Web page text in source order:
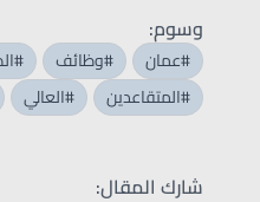
وسوم:
#عمان #وظائف
#المتقاعدين
#العالي
شارك المقال: